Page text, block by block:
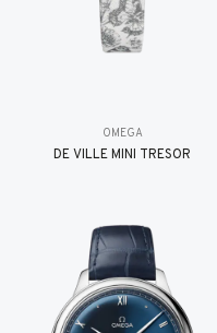
OMEGA
DE VILLE MINI TRÉSOR